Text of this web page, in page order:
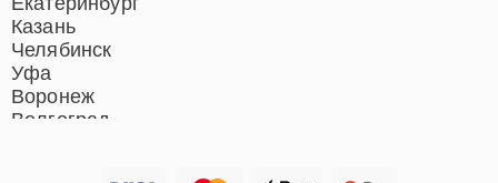
Казань
Челябинск
Уфа
Воронеж
Волгоград